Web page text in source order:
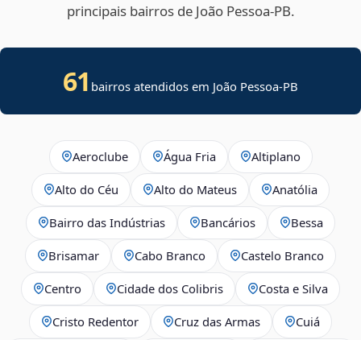
principais bairros de João Pessoa‑PB.
61 bairros atendidos em João Pessoa-PB
Aeroclube Água Fria Altiplano
Alto do Céu Alto do Mateus Anatólia
Bairro das Indústrias Bancários Bessa
Brisamar Cabo Branco Castelo Branco
Centro Cidade dos Colibris Costa e Silva
Cristo Redentor Cruz das Armas Cuiá